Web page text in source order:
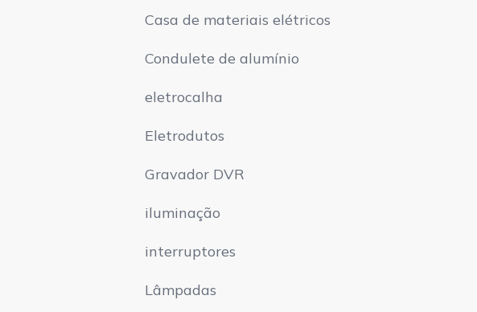
Casa de materiais elétricos
Condulete de alumínio
eletrocalha
Eletrodutos
Gravador DVR
iluminação
interruptores
Lâmpadas